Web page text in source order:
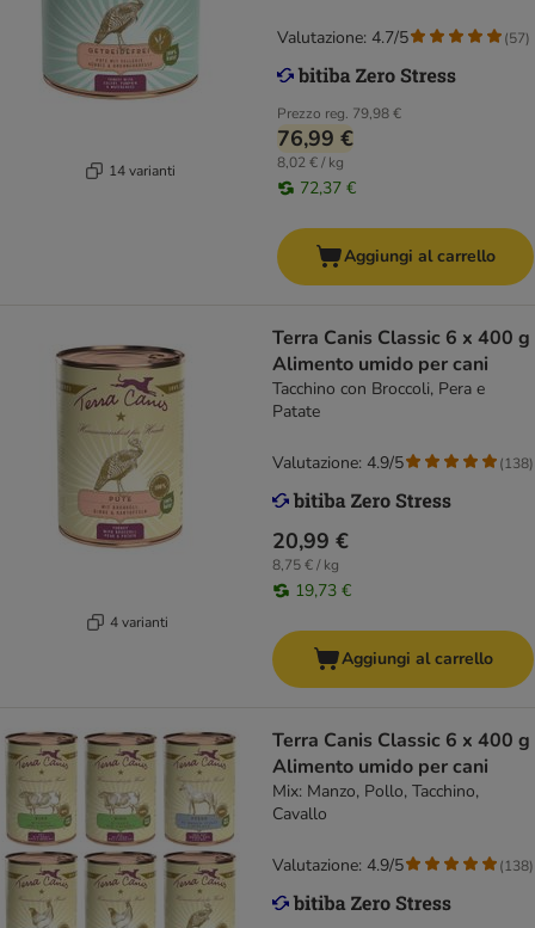
14 varianti
Prezzo reg. 79,98 €
76,99 €
8,02 € / kg
72,37 €
Valutazione: 4.7/5 (57)
Aggiungi al carrello
4 varianti
Terra Canis Classic 6 x 400 g
Alimento umido per cani
Tacchino con Broccoli, Pera e
Patate
20,99 €
8,75 € / kg
19,73 €
Valutazione: 4.9/5 (138)
Aggiungi al carrello
Terra Canis Classic 6 x 400 g
Alimento umido per cani
Mix: Manzo, Pollo, Tacchino,
Cavallo
Valutazione: 4.9/5 (138)